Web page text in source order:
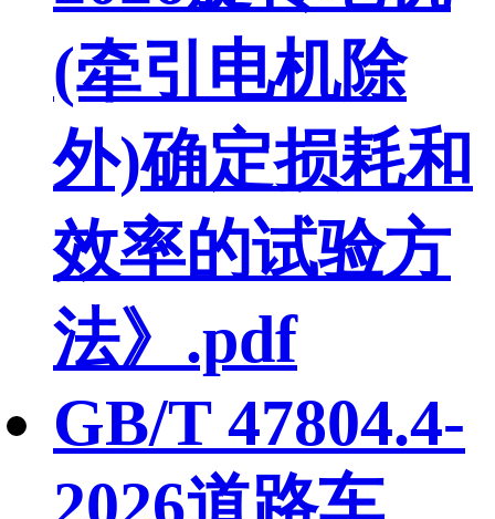
(牵引电机除
外)确定损耗和
效率的试验方
法》.pdf
GB/T 47804.4-